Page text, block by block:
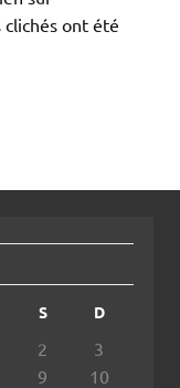
ont été
S D
2
3
9 10